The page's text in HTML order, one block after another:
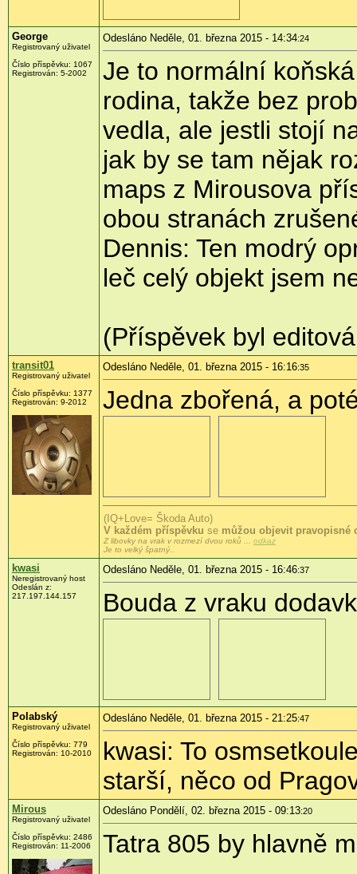
George
Registrovaný uživatel
Číslo příspěvku: 1067
Registrován: 5-2002
Odesláno Neděle, 01. března 2015 - 14:34:24
Je to normální
rodina, takže bez
vedla, ale jestli stojí
jak by se tam nějak
maps z Mirousova
obou stranách
Dennis: Ten modrý
leč celý objekt jsem
(Příspěvek byl
transit01
Registrovaný uživatel
Číslo příspěvku: 1377
Registrován: 9-2012
Odesláno Neděle, 01. března 2015 - 16:16:35
Jedna zbořená, a
(IQ+Love= Škoda Auto)
V každém příspěvku se můžou objevit pravopisné
Z libovky na vrak v rozmezí dvou roků ... odkaz
Je to velký špatný..
kwasi
Neregistrovaný host
Odeslán z:
217.197.144.157
Odesláno Neděle, 01. března 2015 - 16:46:37
Bouda z vraku
Polabský
Registrovaný uživatel
Číslo příspěvku: 779
Registrován: 10-2010
Odesláno Neděle, 01. března 2015 - 21:25:47
kwasi: To
starší, něco od
Mirous
Registrovaný uživatel
Číslo příspěvku: 2486
Registrován: 11-2006
Odesláno Pondělí, 02. března 2015 - 09:13:20
Tatra 805 by hlavně